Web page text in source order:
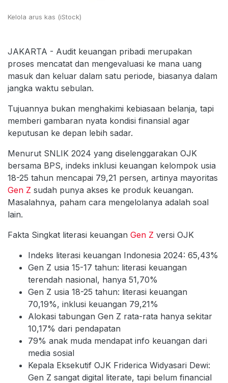
Kelola arus kas (iStock)
JAKARTA - Audit keuangan pribadi merupakan
proses mencatat dan mengevaluasi ke mana uang
masuk dan keluar dalam satu periode, biasanya dalam
jangka waktu sebulan.
Tujuannya bukan menghakimi kebiasaan belanja, tapi
memberi gambaran nyata kondisi finansial agar
keputusan ke depan lebih sadar.
Menurut SNLIK 2024 yang diselenggarakan OJK
bersama BPS, indeks inklusi keuangan kelompok usia
18-25 tahun mencapai 79,21 persen, artinya mayoritas
Gen Z sudah punya akses ke produk keuangan.
Masalahnya, paham cara mengelolanya adalah soal
lain.
Fakta Singkat literasi keuangan Gen Z versi OJK
Indeks literasi keuangan Indonesia 2024: 65,43%
Gen Z usia 15-17 tahun: literasi keuangan
terendah nasional, hanya 51,70%
Gen Z usia 18-25 tahun: literasi keuangan
70,19%, inklusi keuangan 79,21%
Alokasi tabungan Gen Z rata-rata hanya sekitar
10,17% dari pendapatan
79% anak muda mendapat info keuangan dari
media sosial
Kepala Eksekutif OJK Friderica Widyasari Dewi:
Gen Z sangat digital literate, tapi belum financial